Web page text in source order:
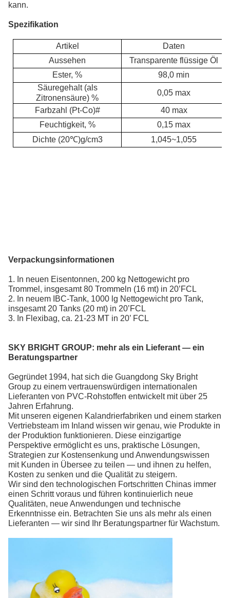
kann.
Spezifikation
Artikel
Daten
Aussehen
Transparente flüssige Öl
Ester, %
98,0 min
Säuregehalt (als
Zitronensäure) %
0,05 max
Farbzahl (Pt-Co)#
40 max
Feuchtigkeit, %
0,15 max
Dichte (20℃)g/cm3 1,045~1,055
Verpackungsinformationen
1. In neuen Eisentonnen, 200 kg Nettogewicht pro
Trommel, insgesamt 80 Trommeln (16 mt) in 20’FCL
2. In neuem IBC-Tank, 1000 lg Nettogewicht pro Tank,
insgesamt 20 Tanks (20 mt) in 20’FCL
3. In Flexibag, ca. 21-23 MT in 20’ FCL
SKY BRIGHT GROUP: mehr als ein Lieferant — ein
Beratungspartner
Gegründet 1994, hat sich die Guangdong Sky Bright
Group zu einem vertrauenswürdigen internationalen
Lieferanten von PVC-Rohstoffen entwickelt mit über 25
Jahren Erfahrung.
Mit unseren eigenen Kalandrierfabriken und einem starken
Vertriebsteam im Inland wissen wir genau, wie Produkte in
der Produktion funktionieren. Diese einzigartige
Perspektive ermöglicht es uns, praktische Lösungen,
Strategien zur Kostensenkung und Anwendungswissen
mit Kunden in Übersee zu teilen — und ihnen zu helfen,
Kosten zu senken und die Qualität zu steigern.
Wir sind den technologischen Fortschritten Chinas immer
einen Schritt voraus und führen kontinuierlich neue
Qualitäten, neue Anwendungen und technische
Erkenntnisse ein. Betrachten Sie uns als mehr als einen
Lieferanten — wir sind Ihr Beratungspartner für Wachstum.